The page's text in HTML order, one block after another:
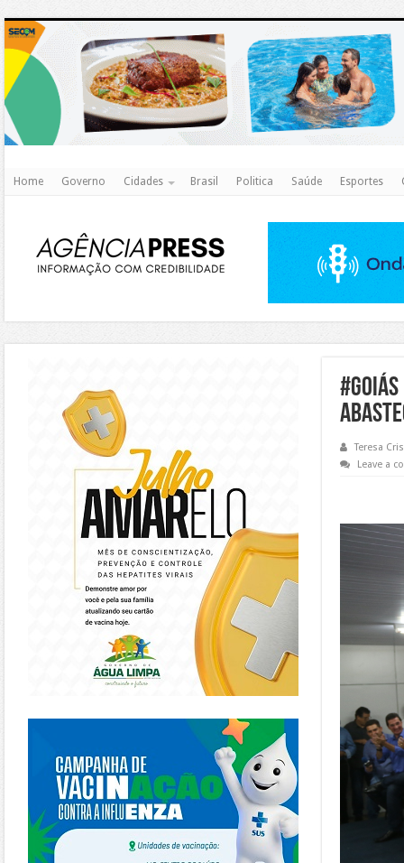
Home Governo Cidades Brasil Politica Saúde Esportes
#Goiás
Teresa
Leave a
https://piracanjuba.go.gov.br/